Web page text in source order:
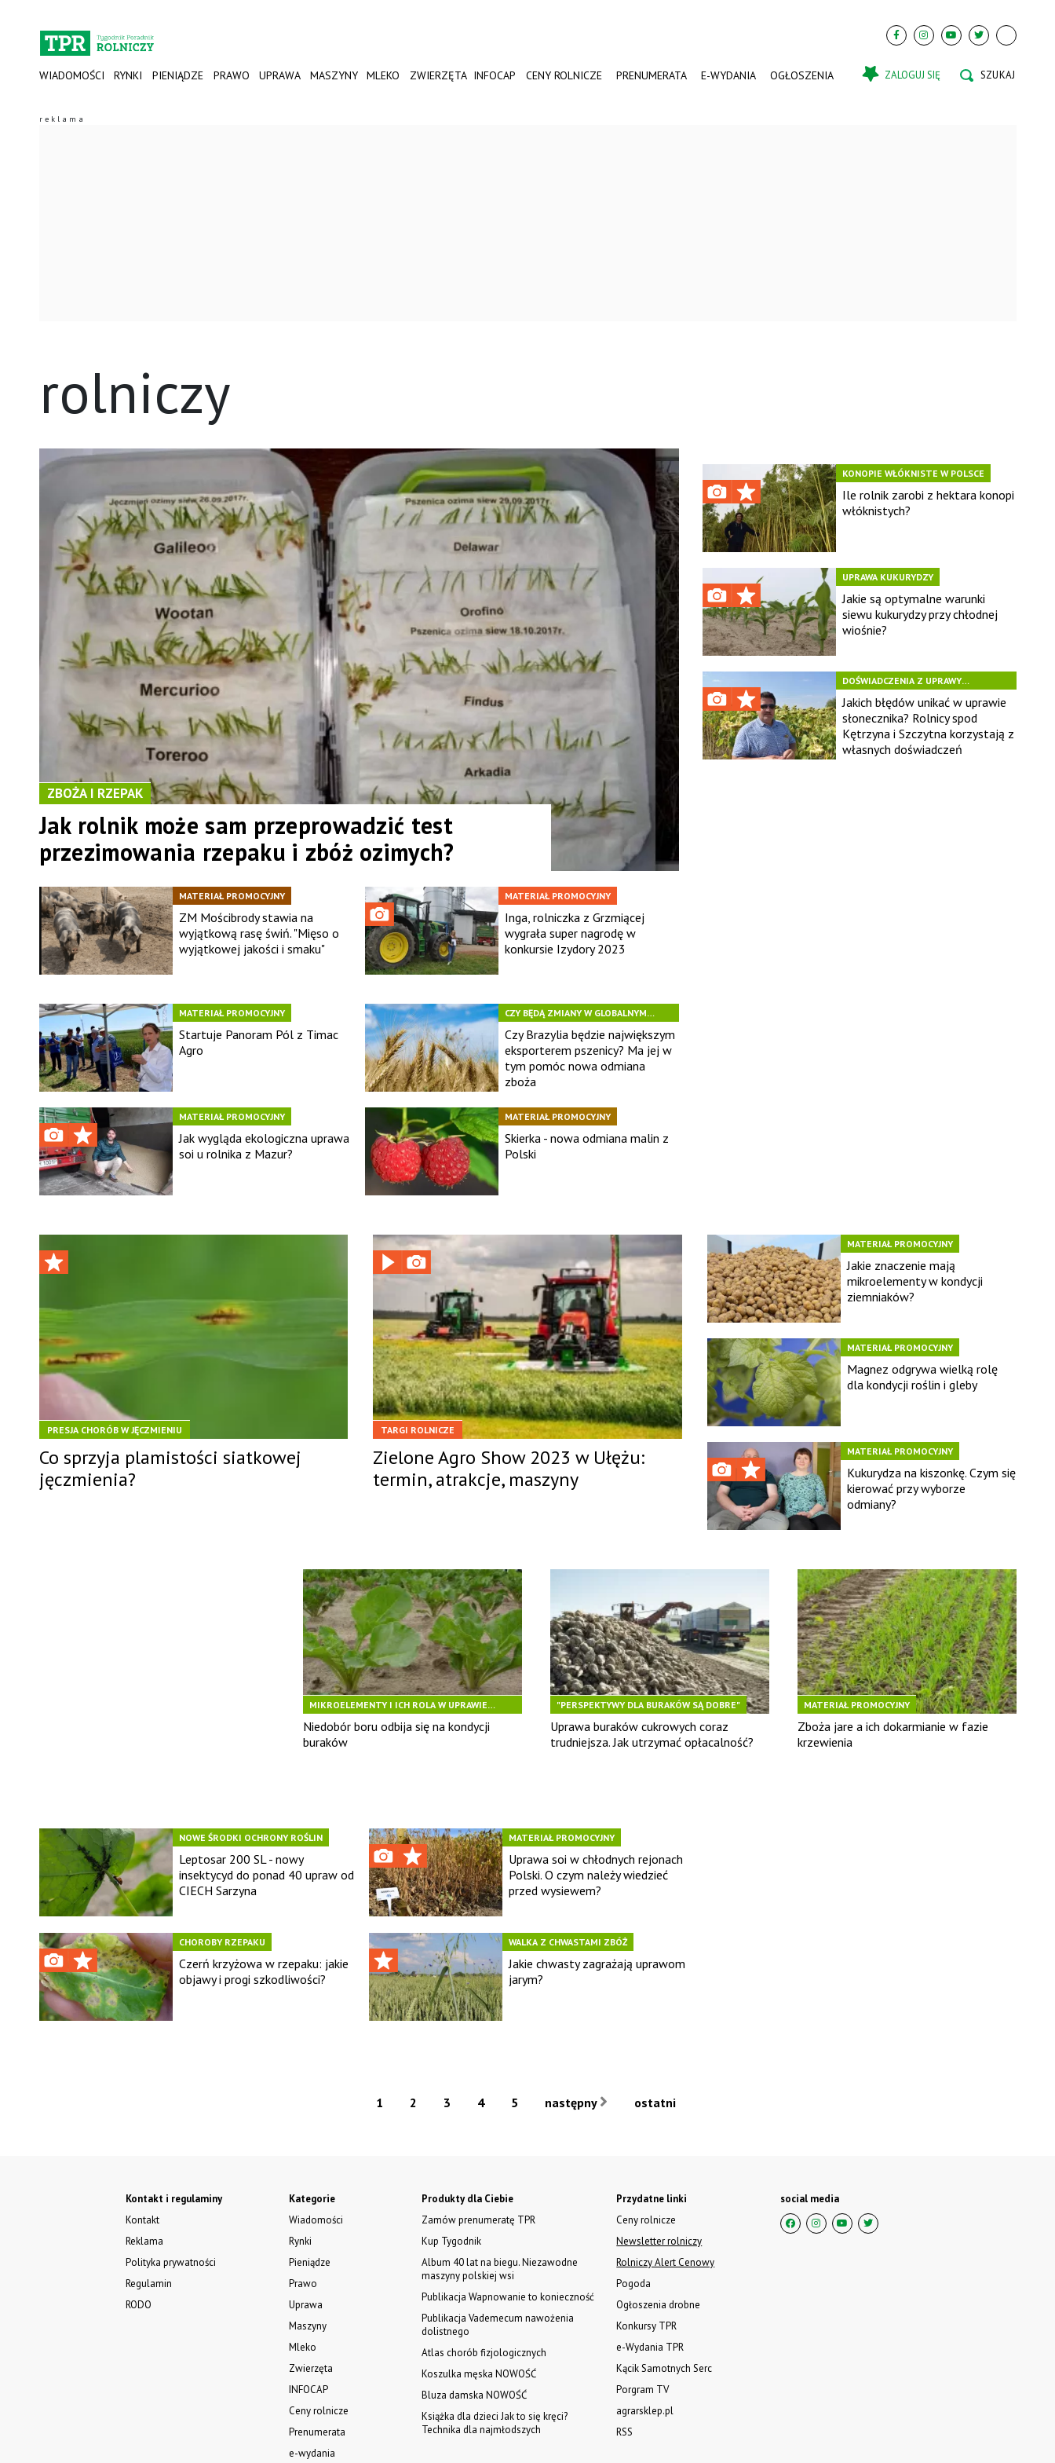
WIADOMOŚCI RYNKI PIENIĄDZE PRAWO UPRAWA MASZYNY MLEKO ZWIERZĘTA INFOCAP CENY ROLNICZE PRENUMERATA E-WYDANIA OGŁOSZENIA ZALOGUJ SIĘ
rolniczy
ZBOŻA I RZEPAK
Jak rolnik może sam przeprowadzić test
przezimowania rzepaku i zbóż ozimych?
MATERIAŁ PROMOCYJNY
ZM Mościbrody stawia na
wyjątkową rasę świń. "Mięso o
wyjątkowej jakości i smaku"
MATERIAŁ PROMOCYJNY
Inga, rolniczka z Grzmiącej
wygrała super nagrodę w
konkursie Izydory 2023
MATERIAŁ PROMOCYJNY
Startuje Panoram Pól z Timac
Agro
CZY BĘDĄ ZMIANY W GLOBALNYM
EKSPORCIE PSZENICY?
Czy Brazylia będzie największym
eksporterem pszenicy? Ma jej w
tym pomóc nowa odmiana
zboża
MATERIAŁ PROMOCYJNY
Jak wygląda ekologiczna uprawa
soi u rolnika z Mazur?
MATERIAŁ PROMOCYJNY
Skierka - nowa odmiana malin z
Polski
KONOPIE WŁÓKNISTE W POLSCE
Ile rolnik zarobi z hektara konopi
włóknistych?
UPRAWA KUKURYDZY
Jakie są optymalne warunki
siewu kukurydzy przy chłodnej
wiośnie?
DOŚWIADCZENIA Z UPRAWY
SŁONECZNIKA
Jakich błędów unikać w uprawie
słonecznika? Rolnicy spod
Kętrzyna i Szczytna korzystają z
własnych doświadczeń
PRESJA CHORÓB W JĘCZMIENIU
Co sprzyja plamistości siatkowej
jęczmienia?
TARGI ROLNICZE
Zielone Agro Show 2023 w Ułężu:
termin, atrakcje, maszyny
MATERIAŁ PROMOCYJNY
Jakie znaczenie mają
mikroelementy w kondycji
ziemniaków?
MATERIAŁ PROMOCYJNY
Magnez odgrywa wielką rolę
dla kondycji roślin i gleby
MATERIAŁ PROMOCYJNY
Kukurydza na kiszonkę. Czym się
kierować przy wyborze
odmiany?
MIKROELEMENTY I ICH ROLA W UPRAWIE
BURAKÓW
Niedobór boru odbija się na kondycji
buraków
"PERSPEKTYWY DLA BURAKÓW SĄ DOBRE"
Uprawa buraków cukrowych coraz
trudniejsza. Jak utrzymać opłacalność?
MATERIAŁ PROMOCYJNY
Zboża jare a ich dokarmianie w fazie
krzewienia
NOWE ŚRODKI OCHRONY ROŚLIN
Leptosar 200 SL - nowy
insektycyd do ponad 40 upraw od
CIECH Sarzyna
MATERIAŁ PROMOCYJNY
Uprawa soi w chłodnych rejonach
Polski. O czym należy wiedzieć
przed wysiewem?
CHOROBY RZEPAKU
Czerń krzyżowa w rzepaku: jakie
objawy i progi szkodliwości?
WALKA Z CHWASTAMI ZBÓŻ
Jakie chwasty zagrażają uprawom
jarym?
1 2 3 4 5 następny ostatni
Kontakt i regulaminy
Kontakt
Reklama
Polityka prywatności
Regulamin
RODO
Kategorie
Wiadomości
Rynki
Pieniądze
Prawo
Uprawa
Maszyny
Mleko
Zwierzęta
INFOCAP
Ceny rolnicze
Prenumerata
e-wydania
Produkty dla Ciebie
Zamów prenumeratę TPR
Kup Tygodnik
Album 40 lat na biegu. Niezawodne
maszyny polskiej wsi
Publikacja Wapnowanie to konieczność
Publikacja Vademecum nawożenia
dolistnego
Atlas chorób fizjologicznych
Koszulka męska NOWOŚĆ
Bluza damska NOWOŚĆ
Książka dla dzieci Jak to się kręci?
Technika dla najmłodszych
Przydatne linki
Ceny rolnicze
Newsletter rolniczy
Rolniczy Alert Cenowy
Pogoda
Ogłoszenia drobne
Konkursy TPR
e-Wydania TPR
Kącik Samotnych Serc
Porgram TV
agrarsklep.pl
RSS
social media